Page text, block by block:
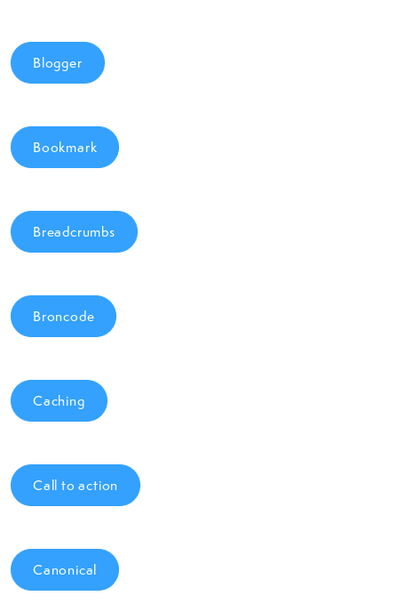
Blogger
Bookmark
Breadcrumbs
Broncode
Caching
Call to action
Canonical